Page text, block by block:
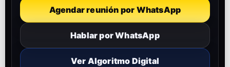
Agendar reunión por WhatsApp
Hablar por WhatsApp
Ver Algoritmo Digital